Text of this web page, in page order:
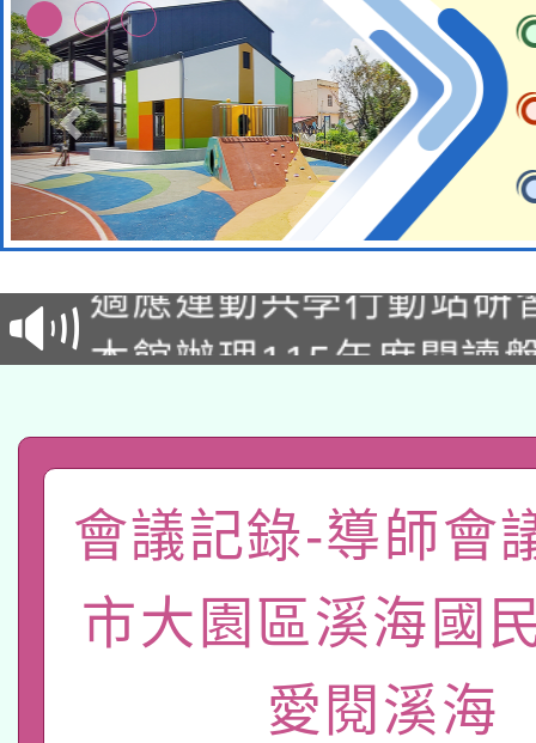
本校115學年度第2次
招甄選結果公告(無人
招)
適應運動共學行動站研
本館辦理115年度閱讀
礎課程
A3數位素養講師名單
「數位內容與教學軟體
pilot」
有關大陸委員會函釋公
薪期間赴陸應申請許可
轉知經濟部水利署委託
業技術研究院辦理「
115年8月22日(星期六
會議記錄-導師會
市大園區溪海國
愛閱溪海